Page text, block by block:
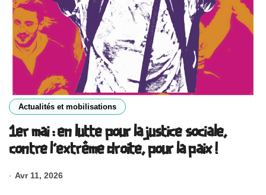
Actualités et mobilisations
1er mai : en lutte pour la justice sociale,
contre l’extrême droite, pour la paix !
Avr 11, 2026